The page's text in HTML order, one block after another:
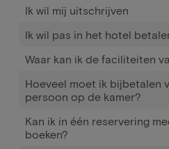
Ik wil mij uitschrijven
Ik wil pas in het hotel
Waar kan ik de faciliteiten
Hoeveel moet ik bijbetalen
persoon op de kamer?
Kan ik in één reservering
boeken?